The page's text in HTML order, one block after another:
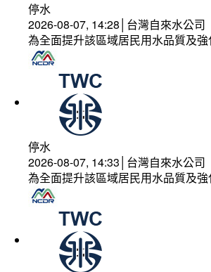
停水
2026-08-07, 14:28│台灣自來水公司
為全面提升該區域居民用水品質及
停水
2026-08-07, 14:33│台灣自來水公司
為全面提升該區域居民用水品質及